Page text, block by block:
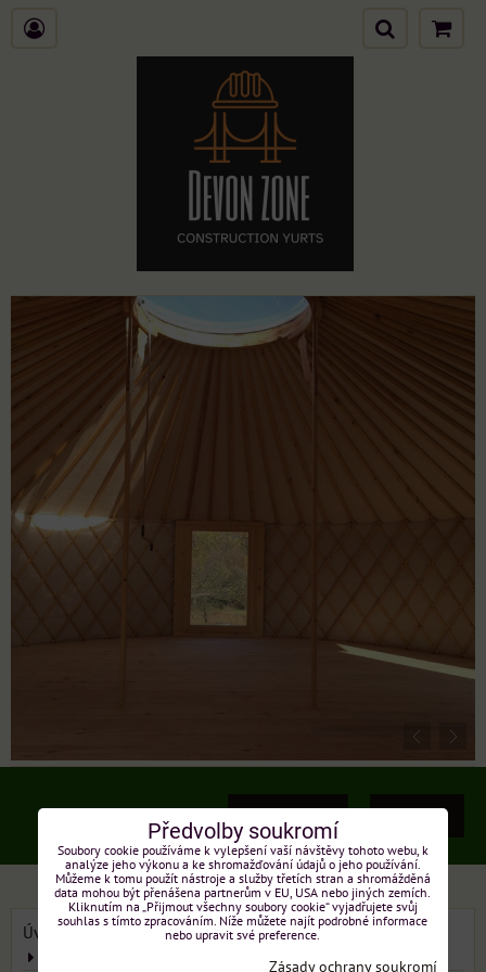
Produkty Menu
Úvod
Rostliny pro GreenBags e-shop
Předvolby soukromí
Soubory cookie používáme k vylepšení vaší návštěvy tohoto webu, k
analýze jeho výkonu a ke shromažďování údajů o jeho používání.
Můžeme k tomu použít nástroje a služby třetích stran a shromážděná
data mohou být přenášena partnerům v EU, USA nebo jiných zemích.
Kliknutím na „Přijmout všechny soubory cookie“ vyjadřujete svůj
souhlas s tímto zpracováním. Níže můžete najít podrobné informace
nebo upravit své preference.
Zásady ochrany soukromí